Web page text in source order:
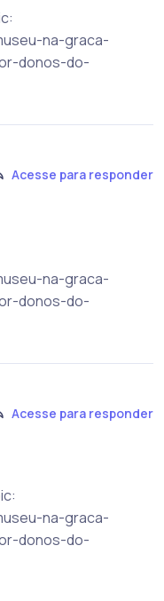
na-graca-
donos-do-
Acesse para responder
na-graca-
donos-do-
Acesse para responder
na-graca-
donos-do-